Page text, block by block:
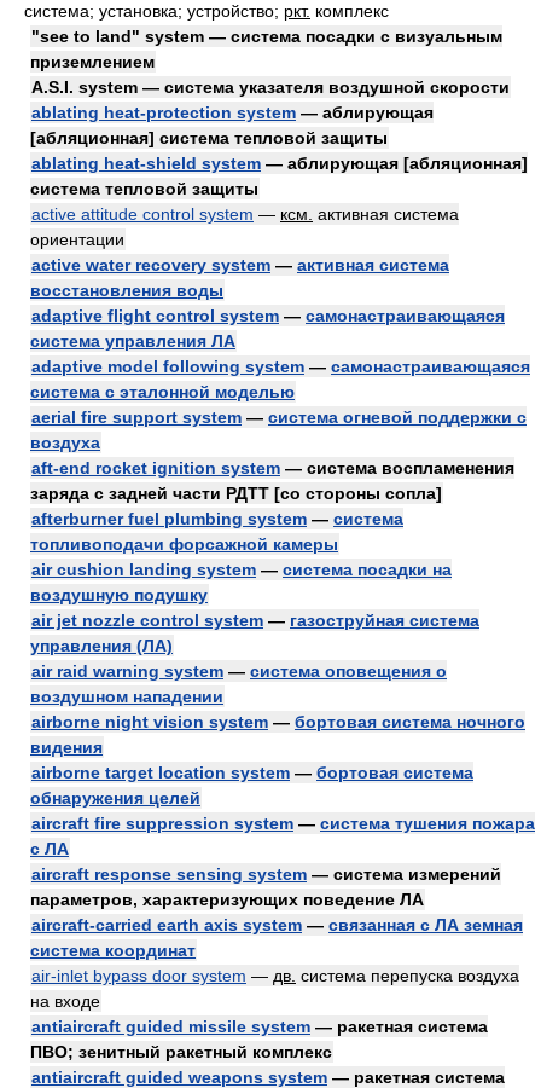
система; установка; устройство; ркт. комплекс
"see to land" system — система посадки с визуальным
приземлением
A.S.I. system — система указателя воздушной скорости
ablating heat-protection system — аблирующая
[абляционная] система тепловой защиты
ablating heat-shield system — аблирующая [абляционная]
система тепловой защиты
active attitude control system — ксм. активная система
ориентации
active water recovery system — активная система
восстановления воды
adaptive flight control system — самонастраивающаяся
система управления ЛА
adaptive model following system — самонастраивающаяся
система с эталонной моделью
aerial fire support system — система огневой поддержки с
воздуха
aft-end rocket ignition system — система воспламенения
заряда с задней части РДТТ [со стороны сопла]
afterburner fuel plumbing system — система
топливоподачи форсажной камеры
air cushion landing system — система посадки на
воздушную подушку
air jet nozzle control system — газоструйная система
управления (ЛА)
air raid warning system — система оповещения о
воздушном нападении
airborne night vision system — бортовая система ночного
видения
airborne target location system — бортовая система
обнаружения целей
aircraft fire suppression system — система тушения пожара
с ЛА
aircraft response sensing system — система измерений
параметров, характеризующих поведение ЛА
aircraft-carried earth axis system — связанная с ЛА земная
система координат
air-inlet bypass door system — дв. система перепуска воздуха
на входе
antiaircraft guided missile system — ракетная система
ПВО; зенитный ракетный комплекс
antiaircraft guided weapons system — ракетная система